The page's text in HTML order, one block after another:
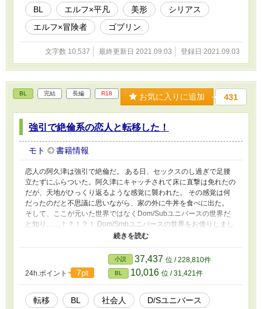
BL エルフ×平凡 美形
シリアス
エルフ×冒険者
ゴブリン
文字数 10,537 最終更新日 2021.09.03 登録日 2021.09.03
BL 完結 長編 R18 お気に入りに追加 431
強引で絶倫系の恋人と転移した！
モト 書籍情報
恋人の阿久津は強引で絶倫だ。 ある日、セックスのし過ぎで足腰
立たずにふらついた。阿久津にキャッチされて床に直撃は免れたの
だが、天地がひっくり返るような感覚に襲われた。 その感覚は何
だったのだと不思議に思いながら、家の外に牛丼を食べに出た。
そして、ここが元いた世界ではなくDom/Subユニバースの世界だ
と知り……！？！？！ Dom/Smbユニバースの世界をお借りしまし
た。設定知らない方も大丈夫です。登場人物たちも分かっていない
ですので。ゆるくて平和な世界となっております。 独自解釈あ
り。 ムーンライトノベルズにも投稿しています。
24h.ポイント 7pt
小説 37,437 位 / 228,810件
BL 10,016 位 / 31,421件
転移 BL 社会人
D/Sユニバース